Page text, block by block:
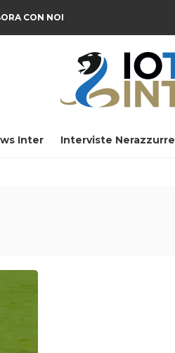
CON NOI
Inter Interviste Nerazzurre